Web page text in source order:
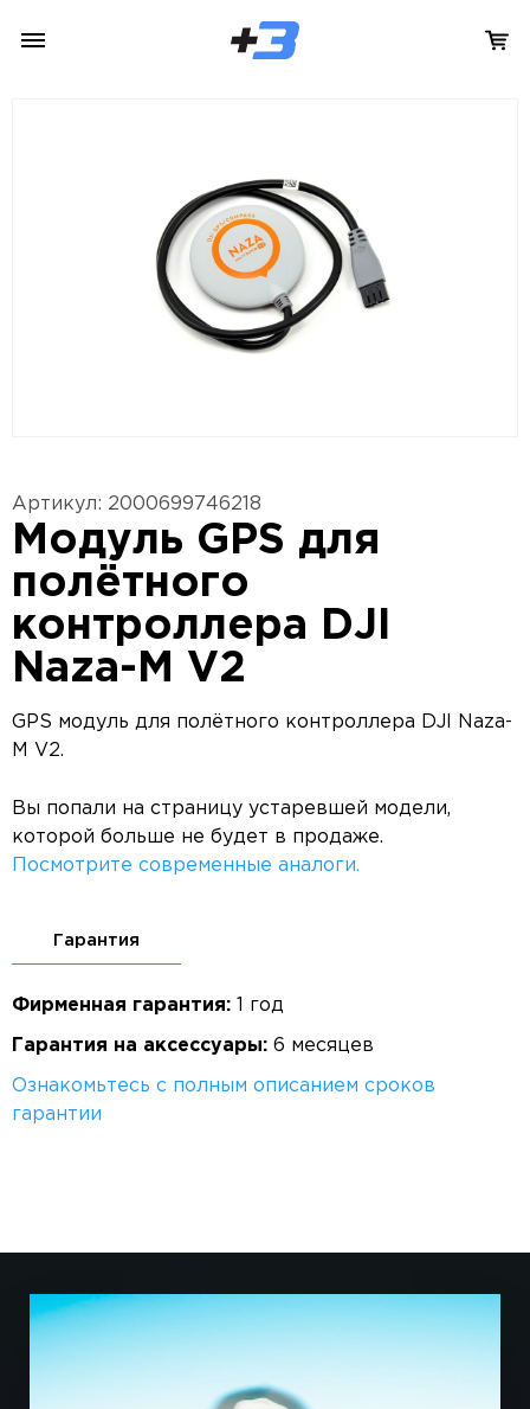
Артикул: 2000699746218
Модуль GPS для
полётного
контроллера DJI
Naza-M V2
GPS модуль для полётного контроллера DJI Naza-
M V2.
Вы попали на страницу устаревшей модели,
которой больше не будет в продаже.
Посмотрите современные аналоги.
Гарантия
Фирменная гарантия: 1 год
Гарантия на аксессуары: 6 месяцев
Ознакомьтесь с полным описанием сроков
гарантии